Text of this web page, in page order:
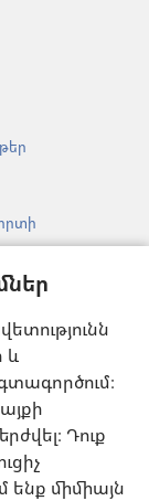
և
Դուք
ենք միմիայն